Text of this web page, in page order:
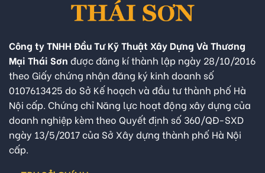
Công ty TNHH Đầu Tư Kỹ Thuật Xây Dựng Và Thương
Mại Thái Sơn được đăng kí thành lập ngày 28/10/2016
theo Giấy chứng nhận đăng ký kinh doanh số
0107613425 do Sở Kế hoạch và đầu tư thành phố Hà
Nội cấp. Chứng chỉ Năng lực hoạt động xây dựng của
doanh nghiệp kèm theo Quyết định số 360/QĐ-SXD
ngày 13/5/2017 của Sở Xây dựng thành phố Hà Nội
cấp.